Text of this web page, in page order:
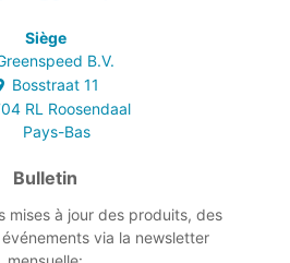
Siège
B.V.
Bosstraat 11
RL Roosendaal
Pays-Bas
Bulletin
mises à jour des produits, des
via la newsletter